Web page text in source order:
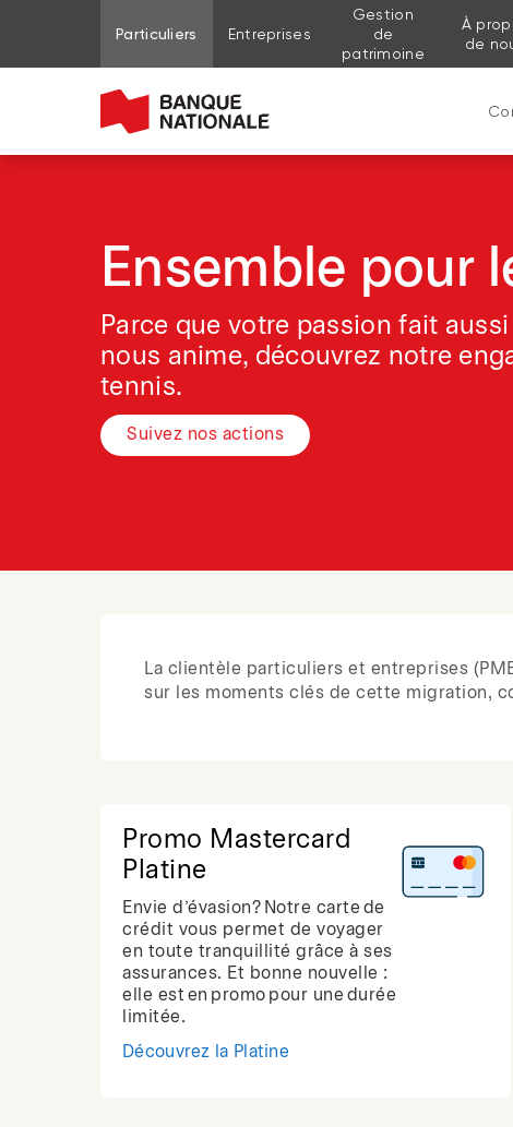
Aller au contenu de la page
Aller au menu principal
Me connecter à mon compte
Particuliers Entreprises
Gestion
de
patrimoine
À
de
Ensemble pour
Parce que votre passion fait
nous anime, découvrez notre
tennis.
Suivez nos actions
La clientèle particuliers et entreprises
sur les moments clés de cette migration,
Promo Mastercard
Platine
Envie d’évasion? Notre carte de
crédit vous permet de voyager
en toute tranquillité grâce à ses
assurances. Et bonne nouvelle :
elle est en promo pour une durée
limitée.
Découvrez la Platine